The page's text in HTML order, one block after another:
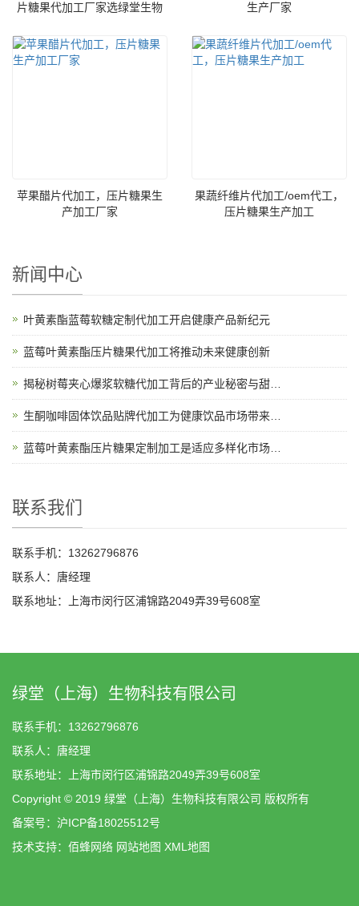
片糖果代加工厂家选绿堂生物
生产厂家
苹果醋片代加工，压片糖果生
产加工厂家
果蔬纤维片代加工/oem代工，
压片糖果生产加工
新闻中心
叶黄素酯蓝莓软糖定制代加工开启健康产品新纪元
蓝莓叶黄素酯压片糖果代加工将推动未来健康创新
联系我们
联系手机：13262796876
联系人：唐经理
联系地址：上海市闵行区浦锦路2049弄39号608室
绿堂（上海）生物科技有限公司
联系手机：13262796876
联系人：唐经理
联系地址：上海市闵行区浦锦路2049弄39号608室
Copyright © 2019 绿堂（上海）生物科技有限公司 版权所有
备案号： 沪ICP备18025512号
技术支持： 佰蜂网络 网站地图 XML地图